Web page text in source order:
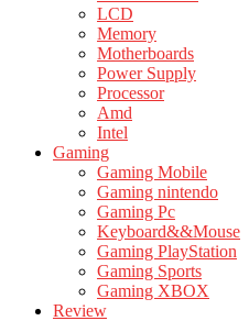
LCD
Memory
Motherboards
Power Supply
Processor
Amd
Intel
Gaming
Gaming Mobile
Gaming nintendo
Gaming Pc
Keyboard&&Mouse
Gaming PlayStation
Gaming Sports
Gaming XBOX
Review